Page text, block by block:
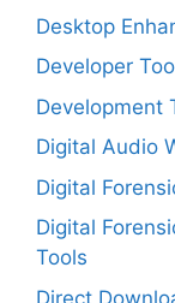
Desktop
Developer
Development
Digital Audio
Digital
Digital
Tools
Direct